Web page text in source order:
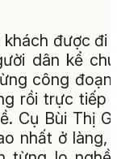
khách được đi
dân kể
công đoạn
rồi trực tiếp
Cụ Bùi Thị
nhất ở làng,